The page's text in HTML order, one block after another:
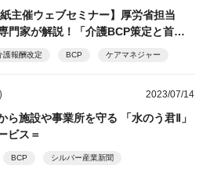
紙主催ウェブセミナー】厚労省担当
門家が解説！「介護BCP策定と首都
海トラフ地震への対策」☆参加無料、
護報酬改定 BCP ケアマネジャー
2023/07/14
ら施設や事業所を守る 「水のう君Ⅱ」
ビス＝
BCP シルバー産業新聞